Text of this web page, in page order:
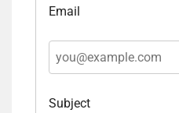
Email
Subject